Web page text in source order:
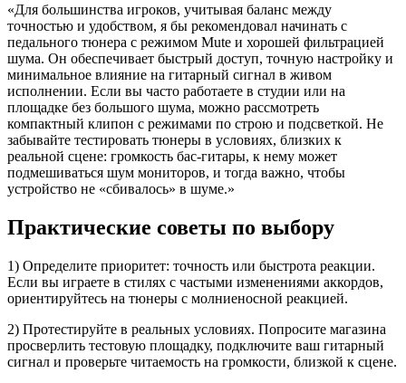
«Для большинства игроков, учитывая баланс между
точностью и удобством, я бы рекомендовал начинать с
педального тюнера с режимом Mute и хорошей фильтрацией
шума. Он обеспечивает быстрый доступ, точную настройку и
минимальное влияние на гитарный сигнал в живом
исполнении. Если вы часто работаете в студии или на
площадке без большого шума, можно рассмотреть
компактный клипон с режимами по строю и подсветкой. Не
забывайте тестировать тюнеры в условиях, близких к
реальной сцене: громкость бас-гитары, к нему может
подмешиваться шум мониторов, и тогда важно, чтобы
устройство не «сбивалось» в шуме.»
Практические советы по выбору
1) Определите приоритет: точность или быстрота реакции.
Если вы играете в стилях с частыми изменениями аккордов,
ориентируйтесь на тюнеры с молниеносной реакцией.
2) Протестируйте в реальных условиях. Попросите магазина
просверлить тестовую площадку, подключите ваш гитарный
сигнал и проверьте читаемость на громкости, близкой к сцене.